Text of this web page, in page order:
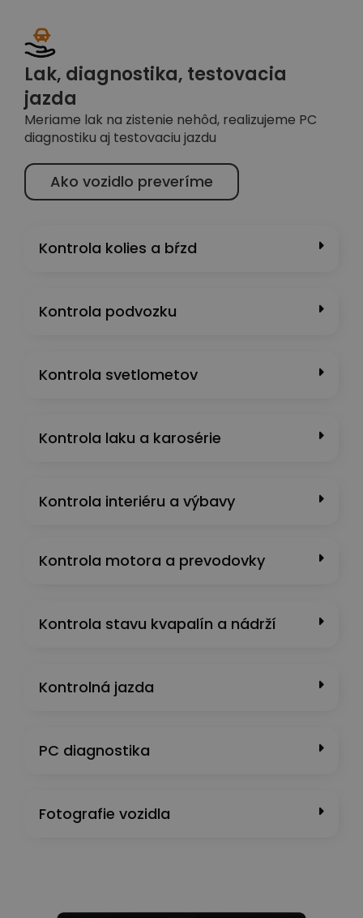
Lak, diagnostika, testovacia
jazda
Meriame lak na zistenie nehôd, realizujeme PC
diagnostiku aj testovaciu jazdu
Ako vozidlo preveríme
Kontrola kolies a bŕzd
Kontrola podvozku
Kontrola svetlometov
Kontrola laku a karosérie
Kontrola interiéru a výbavy
Kontrola motora a prevodovky
Kontrola stavu kvapalín a nádrží
Kontrolná jazda
PC diagnostika
Fotografie vozidla